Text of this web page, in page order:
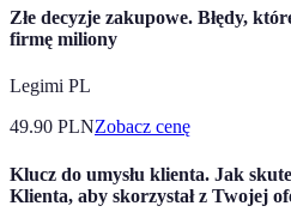
Złe decyzje zakupowe. Błędy,
firmę miliony
Legimi PL
49.90 PLNZobacz cenę
Klucz do umysłu klienta. Jak
Klienta, aby skorzystał z Twojej